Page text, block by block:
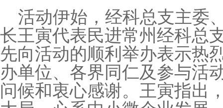
活动伊始，经科总支主委
长王寅代表民进常州经科总
先向活动的顺利举办表示热
办单位、各界同仁及参与活
问候和衷心感谢。王寅指出